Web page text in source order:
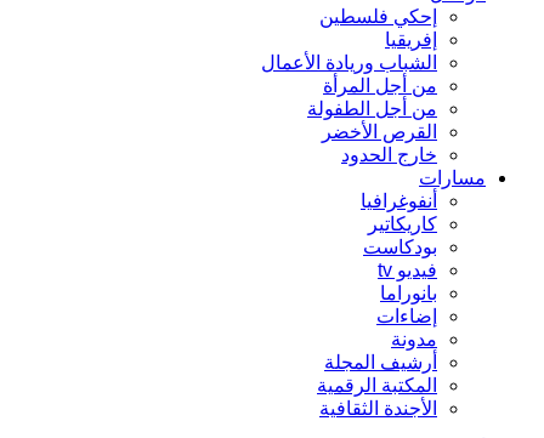
إحكي فلسطين
إفريقيا
الشباب وريادة الأعمال
من أجل المرأة
من أجل الطفولة
القرص الأخضر
خارج الحدود
مسارات
أنفوغرافيا
كاريكاتير
بودكاست
فيديو tv
بانوراما
إضاءات
مدونة
أرشيف المجلة
المكتبة الرقمية
الأجندة الثقافية